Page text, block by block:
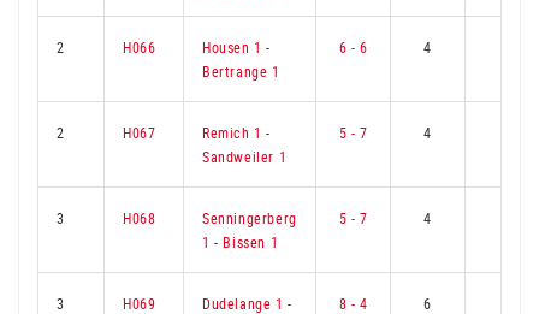
2 H066 Housen 1 -
Bertrange 1
6 - 6 4
2 H067 Remich 1 -
Sandweiler 1
5 - 7 4
3 H068
Senningerberg
1 - Bissen 1
5 - 7 4
3 H069 Dudelange 1 -
8 - 4 6